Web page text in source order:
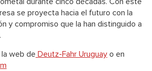
se proyecta hacia el futuro con la
y compromiso que la han distinguido a
web de Deutz-Fahr Uruguay o en